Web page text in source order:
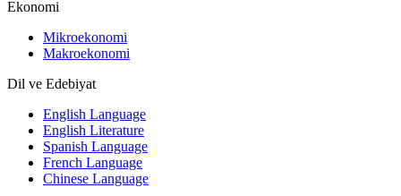
Ekonomi
Mikroekonomi
Makroekonomi
Dil ve Edebiyat
English Language
English Literature
Spanish Language
French Language
Chinese Language